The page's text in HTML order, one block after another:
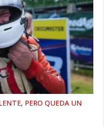
PERO QUEDA UN